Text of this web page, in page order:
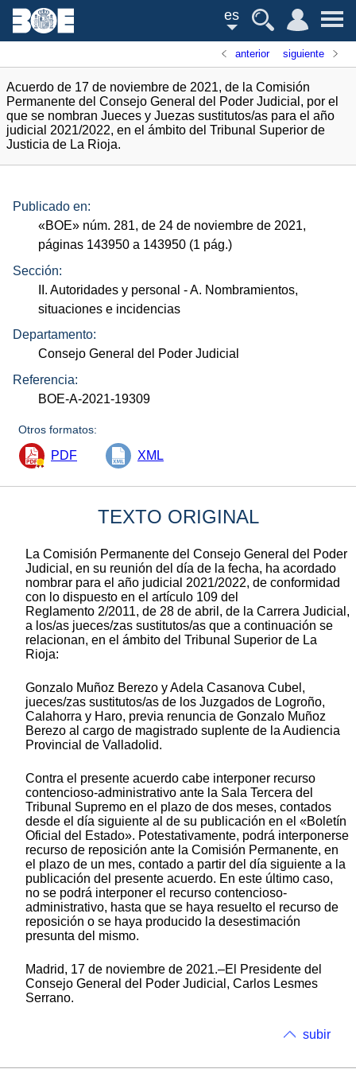
es
anterior siguiente
Acuerdo de 17 de noviembre de 2021, de la Comisión
Permanente del Consejo General del Poder Judicial, por el
que se nombran Jueces y Juezas sustitutos/as para el año
judicial 2021/2022, en el ámbito del Tribunal Superior de
Justicia de La Rioja.
Publicado en:
«BOE» núm. 281, de 24 de noviembre de 2021,
páginas 143950 a 143950 (1 pág.)
Sección:
II. Autoridades y personal - A. Nombramientos,
situaciones e incidencias
Departamento:
Consejo General del Poder Judicial
Referencia:
BOE-A-2021-19309
Otros formatos:
PDF XML
TEXTO ORIGINAL
La Comisión Permanente del Consejo General del Poder
Judicial, en su reunión del día de la fecha, ha acordado
nombrar para el año judicial 2021/2022, de conformidad
con lo dispuesto en el artículo 109 del
Reglamento 2/2011, de 28 de abril, de la Carrera Judicial,
a los/as jueces/zas sustitutos/as que a continuación se
relacionan, en el ámbito del Tribunal Superior de La
Rioja:
Gonzalo Muñoz Berezo y Adela Casanova Cubel,
jueces/zas sustitutos/as de los Juzgados de Logroño,
Calahorra y Haro, previa renuncia de Gonzalo Muñoz
Berezo al cargo de magistrado suplente de la Audiencia
Provincial de Valladolid.
Contra el presente acuerdo cabe interponer recurso
contencioso-administrativo ante la Sala Tercera del
Tribunal Supremo en el plazo de dos meses, contados
desde el día siguiente al de su publicación en el «Boletín
Oficial del Estado». Potestativamente, podrá interponerse
recurso de reposición ante la Comisión Permanente, en
el plazo de un mes, contado a partir del día siguiente a la
publicación del presente acuerdo. En este último caso,
no se podrá interponer el recurso contencioso-
administrativo, hasta que se haya resuelto el recurso de
reposición o se haya producido la desestimación
presunta del mismo.
Madrid, 17 de noviembre de 2021.–El Presidente del
Consejo General del Poder Judicial, Carlos Lesmes
Serrano.
subir